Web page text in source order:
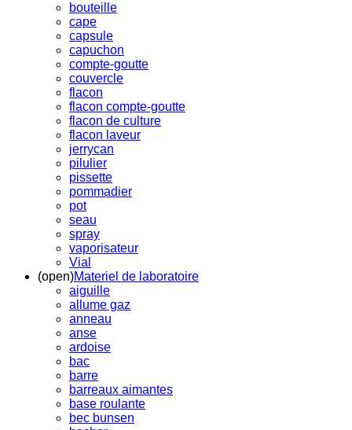
bouteille
cape
capsule
capuchon
compte-goutte
couvercle
flacon
flacon compte-goutte
flacon de culture
flacon laveur
jerrycan
pilulier
pissette
pommadier
pot
seau
spray
vaporisateur
Vial
(open)Materiel de laboratoire
aiguille
allume gaz
anneau
anse
ardoise
bac
barre
barreaux aimantes
base roulante
bec bunsen